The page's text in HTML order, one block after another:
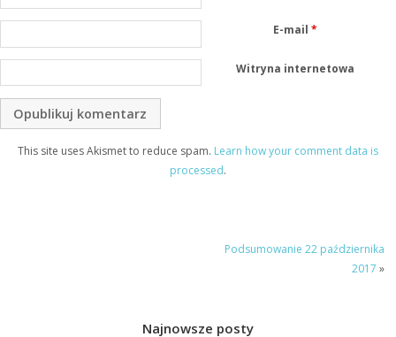
E-mail *
Witryna internetowa
This site uses Akismet to reduce spam. Learn how your comment data is
processed.
Podsumowanie 22 października
2017 »
Najnowsze posty